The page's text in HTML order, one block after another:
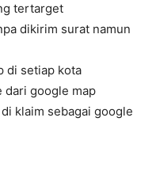
tertarget
dikirim surat namun
di setiap kota
dari google map
klaim sebagai google